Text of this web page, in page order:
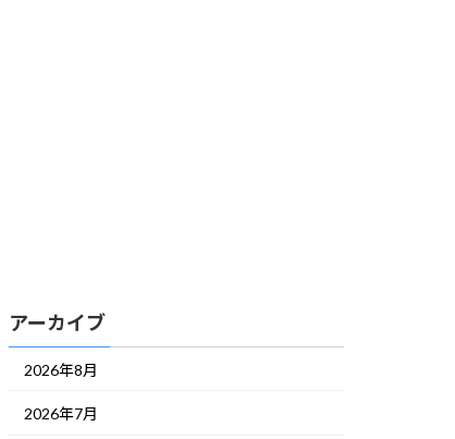
アーカイブ
2026年8月
2026年7月